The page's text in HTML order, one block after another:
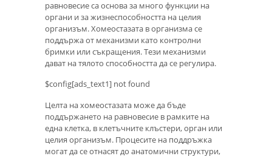
равновесие са основа за много функции на
органи и за жизнеспособността на целия
организъм. Хомеостазата в организма се
поддържа от механизми като контролни
бримки или съкращения. Тези механизми
дават на тялото способността да се регулира.
$config[ads_text1] not found
Целта на хомеостазата може да бъде
поддържането на равновесие в рамките на
една клетка, в клетъчните клъстери, орган или
целия организъм. Процесите на поддръжка
могат да се отнасят до анатомични структури,